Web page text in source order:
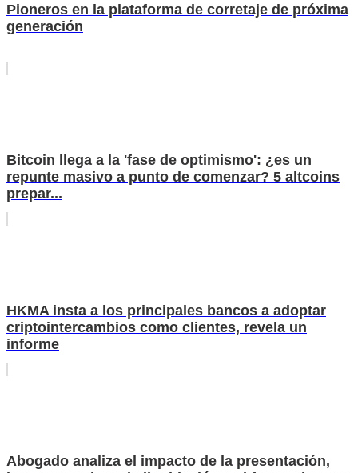
Pioneros en la plataforma de corretaje de próxima
generación
Bitcoin llega a la 'fase de optimismo': ¿es un
repunte masivo a punto de comenzar? 5 altcoins
prepar...
HKMA insta a los principales bancos a adoptar
criptointercambios como clientes, revela un
informe
Abogado analiza el impacto de la presentación,